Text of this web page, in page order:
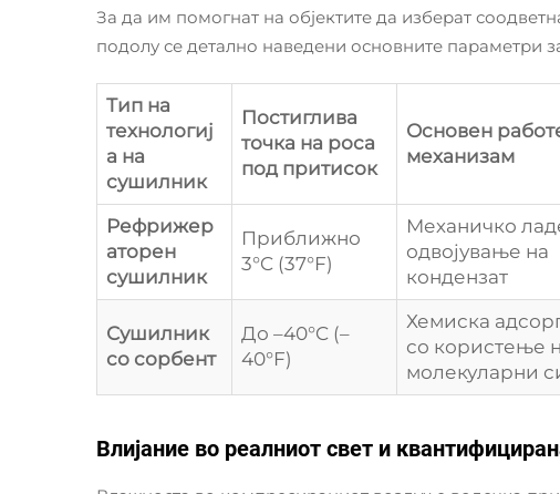
За да им помогнат на објектите да изберат
подолу се детално наведени основните параметри
Тип на
технологиј
а на
сушилник
Постиглива
точка на роса
под притисок
Основен
механизам
Рефрижер
аторен
сушилник
Приближно
3°C (37°F)
Механичко
одвојување на
кондензат
Сушилник
со сорбент
До –40°C (–
40°F)
Хемиска
со користење
молекуларни
Влијание во реалниот свет и